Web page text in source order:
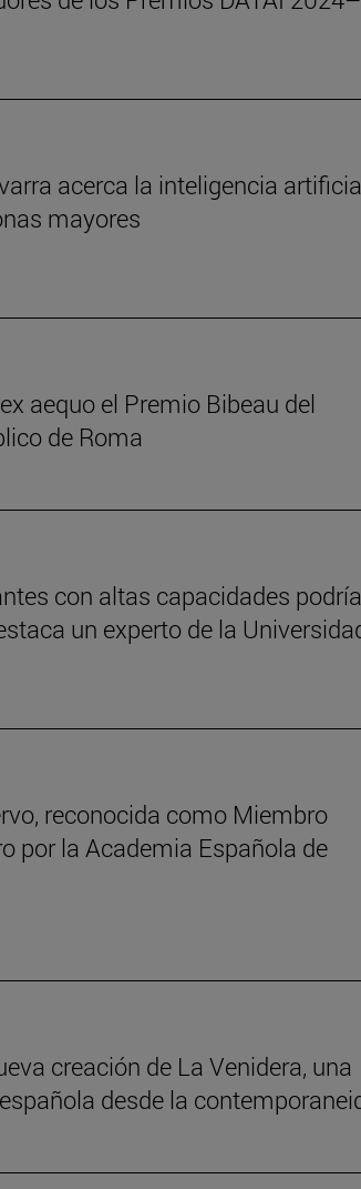
acerca la inteligencia
mayores
aequo el Premio Bibeau del
de Roma
con altas capacidades
un experto de la
reconocida como Miembro
por la Academia Española de
creación de La Venidera, una
desde la